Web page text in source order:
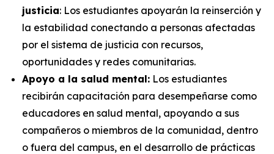
justicia: Los estudiantes apoyarán la reinserción y
la estabilidad conectando a personas afectadas
por el sistema de justicia con recursos,
oportunidades y redes comunitarias.
Apoyo a la salud mental: Los estudiantes
recibirán capacitación para desempeñarse como
educadores en salud mental, apoyando a sus
compañeros o miembros de la comunidad, dentro
o fuera del campus, en el desarrollo de prácticas